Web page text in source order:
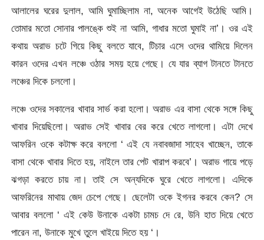
আলালের ঘরের দুলাল, আমি ঘুমাচ্ছিলাম না, অনেক আগেই উঠেছি আমি।
তোমার মতো সোনার পালঙ্কে শুই না আমি, গাধার মতো ঘুমাই না’। ওর এই
কথায় অরাভ চটে গিয়ে কিছু বলতে যাবে, টিচার এসে ওদের থামিয়ে দিলেন
কারন ওদের এখন লঞ্চে ওঠার সময় হয়ে গেছে। যে যার ব্যাগ টানতে টানতে
লঞ্চের দিকে চললো।
লঞ্চে ওদের সকালের খাবার সার্ভ করা হলো। অরাভ এর বাসা থেকে সঙ্গে কিছু
খাবার দিয়েছিলো। অরাভ সেই খাবার বের করে খেতে লাগলো। এটা দেখে
আফরিন ওকে কটাক্ষ করে বললো ‘ এই যে নবাবজাদা সাহেব খাচ্ছেন, তাকে
বাসা থেকে খাবার দিতে হয়, নাইলে তার পেট খারাপ করবে’। অরাভ গায়ে পড়ে
ঝগড়া করতে চায় না। তাই সে অন্যদিকে ঘুরে খেতে লাগলো। এদিকে
আফরিনের মাথায় জেদ চেপে গেছে। ছেলেটা ওকে ইগনর করবে কেন? সে
আবার বললো ‘ এই কেউ উনাকে একটা চামচ দে রে, উনি হাত দিয়ে খেতে
পারেন না, উনাকে মুখে তুলে খাইয়ে দিতে হয় ‘।